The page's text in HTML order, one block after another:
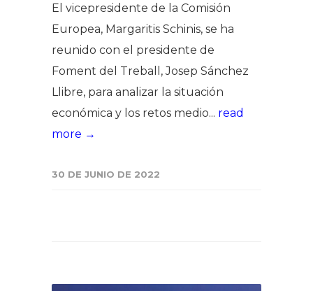
El vicepresidente de la Comisión
Europea, Margaritis Schinis, se ha
reunido con el presidente de
Foment del Treball, Josep Sánchez
Llibre, para analizar la situación
económica y los retos medio... read
more →
30 DE JUNIO DE 2022